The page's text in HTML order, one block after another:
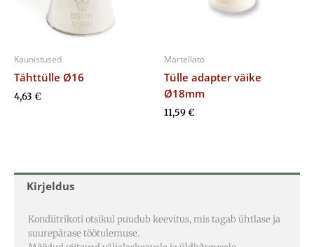
Kirjeldus
Kondiitrikoti otsikul puudub keevitus, mis tagab ühtlase ja
suurepärase töötulemuse.
Kaunistused
Tähttülle Ø16
4,63 €
Martellato
Tülle adapter väike
Ø18mm
11,59€